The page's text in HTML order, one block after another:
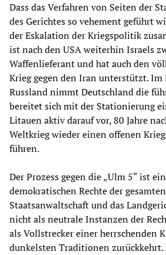
Dass das Verfahren von Seiten der
des Gerichtes so vehement geführt
der Eskalation der Kriegspolitik
ist nach den USA weiterhin Israels
Waffenlieferant und hat auch den
Krieg gegen den Iran unterstützt. Im
Russland nimmt Deutschland die
bereitet sich mit der Stationierung
Litauen aktiv darauf vor, 80 Jahre
Weltkrieg wieder einen offenen
führen.
Der Prozess gegen die „Ulm 5“ ist
demokratischen Rechte der
Staatsanwaltschaft und das
nicht als neutrale Instanzen der
als Vollstrecker einer herrschenden
dunkelsten Traditionen zurückkehrt.